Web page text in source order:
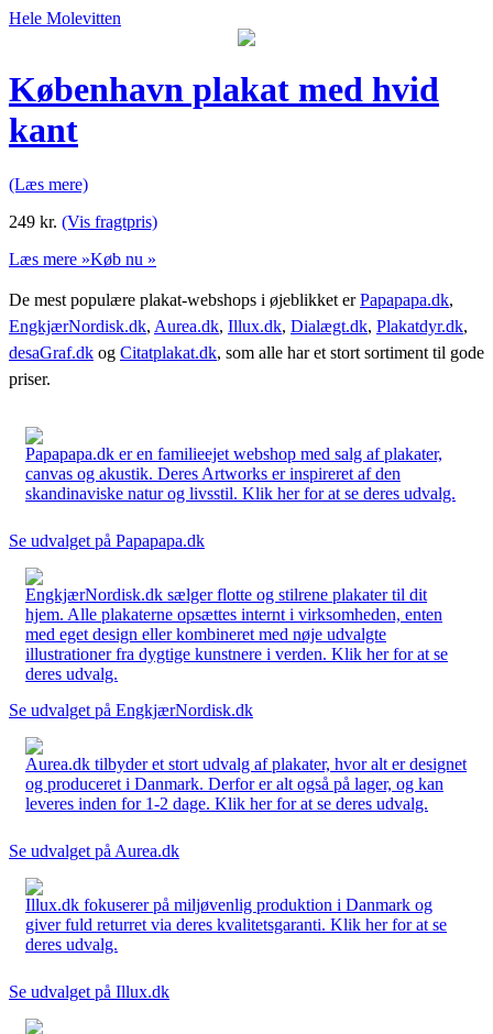
Hele Molevitten
København plakat med hvid
kant
(Læs mere)
249 kr. (Vis fragtpris)
Læs mere »Køb nu »
De mest populære plakat-webshops i øjeblikket erPapapapa.dk,
EngkjærNordisk.dk, Aurea.dk, Illux.dk, Dialægt.dk, Plakatdyr.dk,
desaGraf.dk og Citatplakat.dk, som alle har et stort sortiment til gode
priser.
Papapapa.dk er en familieejet webshop med salg af plakater,
canvas og akustik. Deres Artworks er inspireret af den
skandinaviske natur og livsstil. Klik her for at se deres udvalg.
Se udvalget på Papapapa.dk
EngkjærNordisk.dk sælger flotte og stilrene plakater til dit
hjem. Alle plakaterne opsættes internt i virksomheden, enten
med eget design eller kombineret med nøje udvalgte
illustrationer fra dygtige kunstnere i verden. Klik her for at se
deres udvalg.
Se udvalget på EngkjærNordisk.dk
Aurea.dk tilbyder et stort udvalg af plakater, hvor alt er designet
og produceret i Danmark. Derfor er alt også på lager, og kan
leveres inden for 1-2 dage. Klik her for at se deres udvalg.
Se udvalget på Aurea.dk
Illux.dk fokuserer på miljøvenlig produktion i Danmark og
giver fuld returret via deres kvalitetsgaranti. Klik her for at se
deres udvalg.
Se udvalget på Illux.dk